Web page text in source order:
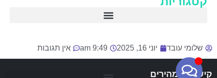
שלומי עובד יוני 16, 2025 9:49 am אין תגובות
קישורים מהירים